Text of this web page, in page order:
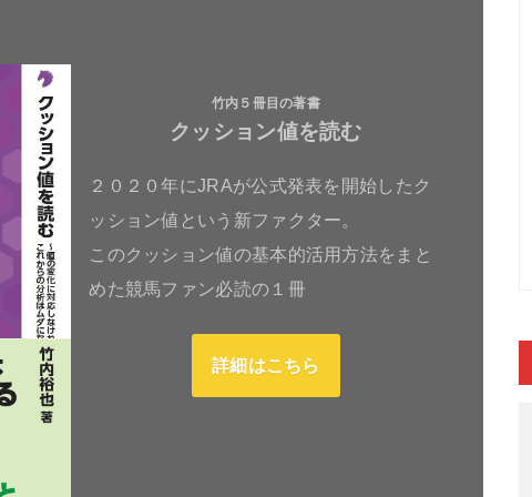
竹内５冊目の著書
クッション値を読む
２０２０年にJRAが公式発表を開始したク
ッション値という新ファクター。
このクッション値の基本的活用方法をまと
めた競馬ファン必読の１冊
詳細はこちら